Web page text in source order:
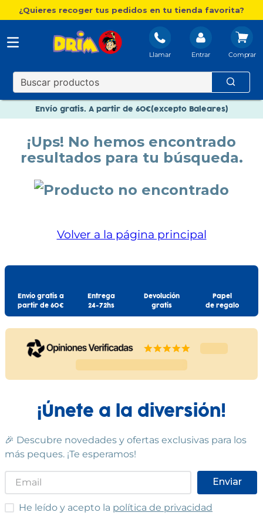
¿Quieres recoger tus pedidos en tu tienda favorita?
Llamar Entrar
Envío gratis. A partir de 60€(excepto Baleares)
Nuevo catálogo Aire Libre
Paga en 3 plazos sin intereses
¡Ups! No hemos encontrado
resultados para tu búsqueda.
Volver a la página principal
Envío gratis a
partir de 60€
Entrega
24-72hs
Devolución
gratis
Papel
de regalo
¡Únete a la diversión!
🎉 Descubre novedades y ofertas exclusivas para los
más peques. ¡Te esperamos!
Enviar
He leído y acepto las condiciones
He leído y acepto la política de privacidad